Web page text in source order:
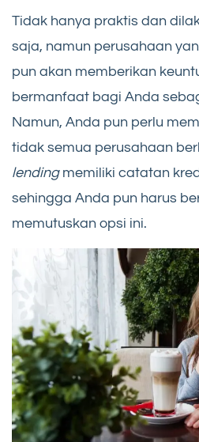
Tidak hanya praktis dan
saja, namun perusahaan
pun akan memberikan
bermanfaat bagi Anda
Namun, Anda pun perlu
tidak semua perusahaan
lending memiliki catatan
sehingga Anda pun harus
memutuskan opsi ini.